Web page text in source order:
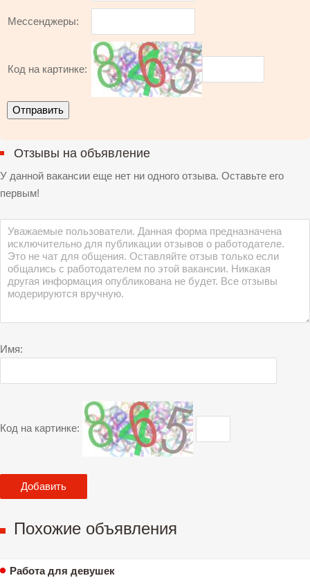
Мессенджеры:
Код на картинке:
Отзывы на объявление
У данной вакансии еще нет ни одного отзыва. Оставьте его
первым!
Имя:
Код на картинке:
Похожие объявления
Работа для девушек